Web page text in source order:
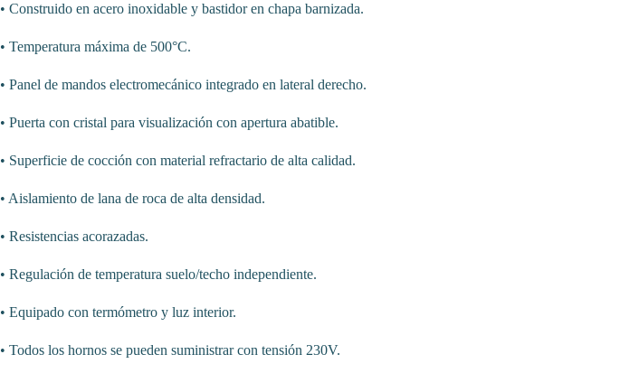
• Construido en acero inoxidable y bastidor en chapa barnizada.
• Temperatura máxima de 500°C.
• Panel de mandos electromecánico integrado en lateral derecho.
• Puerta con cristal para visualización con apertura abatible.
• Superficie de cocción con material refractario de alta calidad.
• Aislamiento de lana de roca de alta densidad.
• Resistencias acorazadas.
• Regulación de temperatura suelo/techo independiente.
• Equipado con termómetro y luz interior.
• Todos los hornos se pueden suministrar con tensión 230V.